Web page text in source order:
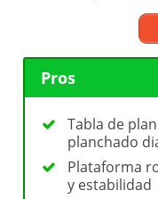
Pros
Tabla de
planchado
Plataforma
y estabilidad